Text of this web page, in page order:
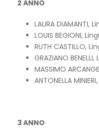
2 ANNO
LAURA DIAMANTI,
LOUIS BEGIONI,
RUTH CASTILLO,
GRAZIANO
MASSIMO
ANTONELLA
3 ANNO